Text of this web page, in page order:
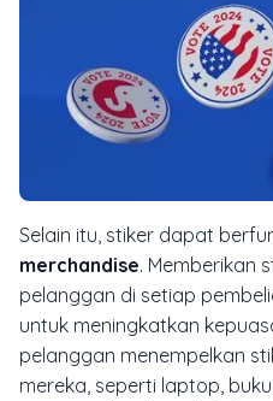
Selain itu, stiker dapat
merchandise. Memberikan
pelanggan di setiap
untuk meningkatkan
pelanggan menempelkan
mereka, seperti laptop,